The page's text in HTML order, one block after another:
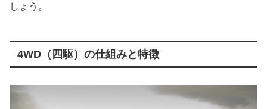
しょう。
4WD（四駆）の仕組みと特徴